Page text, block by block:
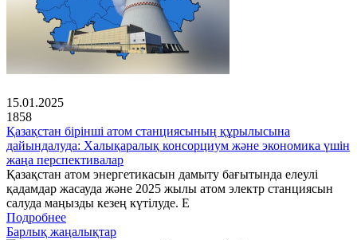
15.01.2025
1858
Қазақстан бірінші атом станциясының құрылысына
дайындалуда: Халықаралық консорциум және экономика үшін
жаңа перспективалар
Қазақстан атом энергетикасын дамыту бағытында елеулі
қадамдар жасауда және 2025 жылы атом электр станциясын
салуда маңызды кезең күтілуде. Е
Подробнее
Барлық жаңалықтар